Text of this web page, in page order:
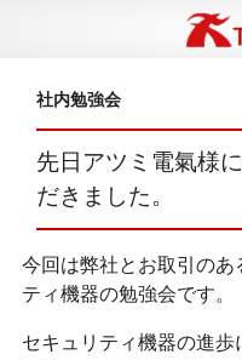
社内勉強会
先日アツミ電氣様
だきました。
今回は弊社とお取引のあ
ティ機器の勉強会です。
セキュリティ機器の進